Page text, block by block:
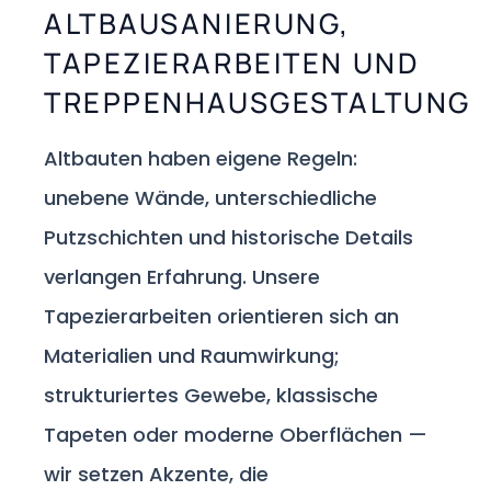
ALTBAUSANIERUNG,
TAPEZIERARBEITEN UND
TREPPENHAUSGESTALTUNG
Altbauten haben eigene Regeln:
unebene Wände, unterschiedliche
Putzschichten und historische Details
verlangen Erfahrung. Unsere
Tapezierarbeiten orientieren sich an
Materialien und Raumwirkung;
strukturiertes Gewebe, klassische
Tapeten oder moderne Oberflächen —
wir setzen Akzente, die